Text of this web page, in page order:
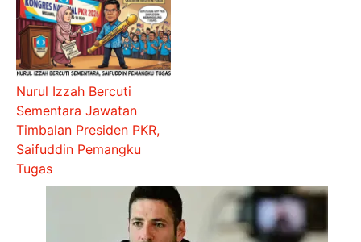
Nurul Izzah Bercuti
Sementara Jawatan
Timbalan Presiden PKR,
Saifuddin Pemangku
Tugas